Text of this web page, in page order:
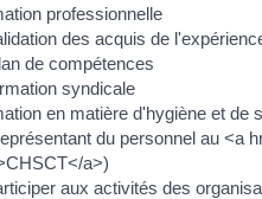
professionnelle
des acquis de
de compétences
syndicale
en matière d'hygiène et de
du personnel au <a
a>)
aux activités des